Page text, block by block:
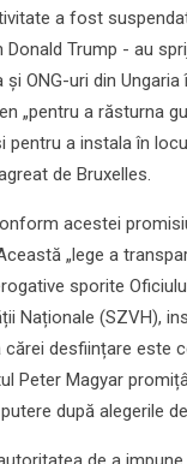
a fost
Donald Trump - au
ONG-uri din Ungaria
„pentru a răsturna
pentru a instala în
de Bruxelles.
acestei
„lege a
sporite
Naționale (SZVH),
cărei desființare este
Peter Magyar
după alegerile